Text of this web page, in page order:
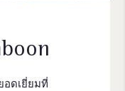
ดเยี่ยมที่